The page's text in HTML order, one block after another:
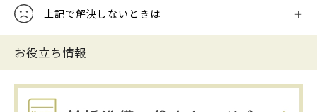
上記で解決しないときは
お役立ち情報